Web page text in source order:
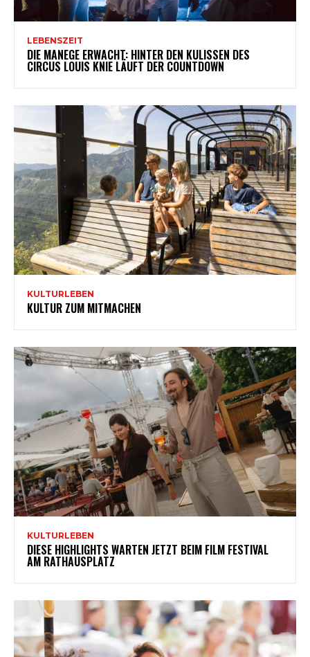
LEBENSZEIT
DIE MANEGE ERWACHT: HINTER DEN KULISSEN DES
CIRCUS LOUIS KNIE LÄUFT DER COUNTDOWN
KULTURLEBEN
KULTUR ZUM MITMACHEN
KULTURLEBEN
DIESE HIGHLIGHTS WARTEN JETZT BEIM FILM FESTIVAL
AM RATHAUSPLATZ